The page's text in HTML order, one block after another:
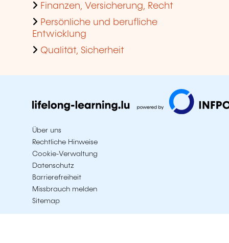
Finanzen, Versicherung, Recht
Persönliche und berufliche
Entwicklung
Qualität, Sicherheit
Über uns
Rechtliche Hinweise
Cookie-Verwaltung
Datenschutz
Barrierefreiheit
Missbrauch melden
Sitemap